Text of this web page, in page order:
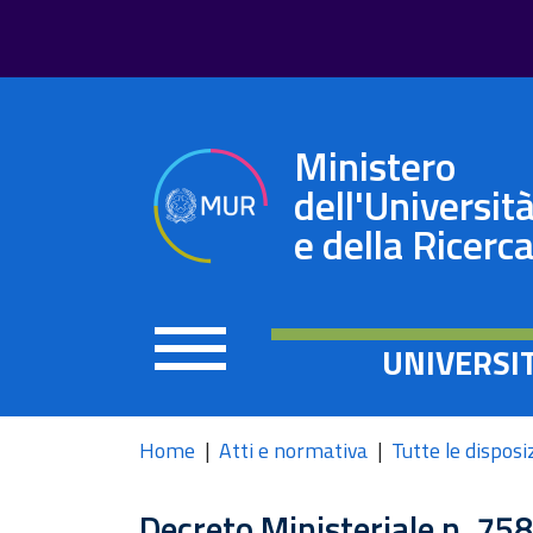
Ministero
dell'Università
e della Ricerca
Home Atti e normativa Tutte le